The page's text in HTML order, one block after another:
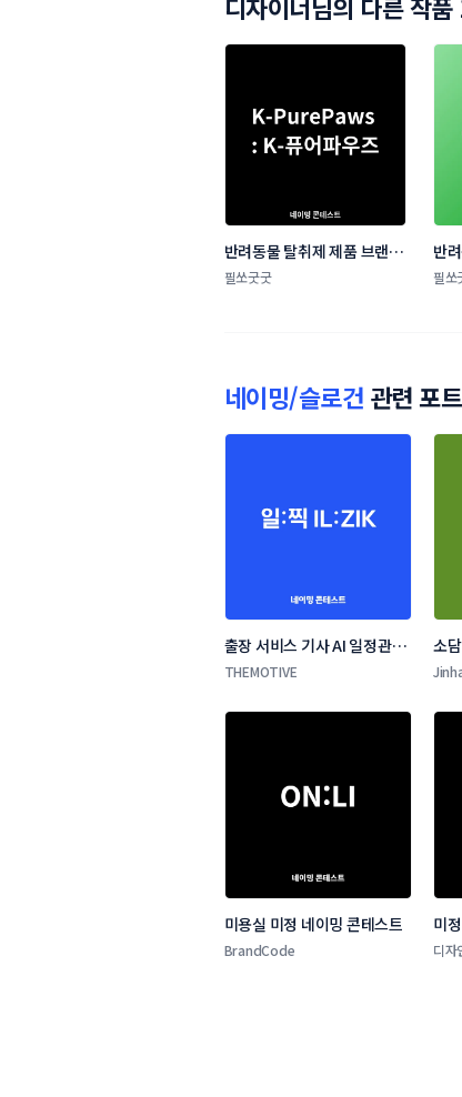
반려동물 탈취제 제품 브랜드
네이밍 콘테스트
필쏘굿굿
반
네
필쏘
네이밍/슬로건 관련 포
출장 서비스 기사 AI 일정관리
앱 네이밍 콘테스트
THEMOTIVE
소
미용실 미정 네이밍 콘테스트
BrandCode
미
디자